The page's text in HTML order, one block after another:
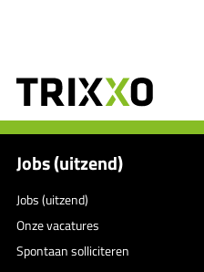
Jobs (uitzend)
Jobs (uitzend)
Onze vacatures
Spontaan solliciteren